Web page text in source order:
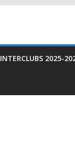
INTERCLUBS 2025-